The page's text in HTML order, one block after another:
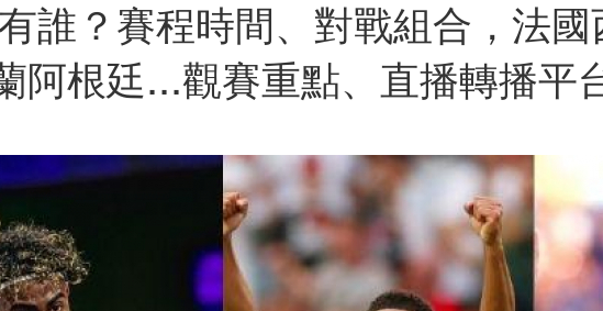
誰？賽程時間、對戰組合，法國
阿根廷...觀賽重點、直播轉播平